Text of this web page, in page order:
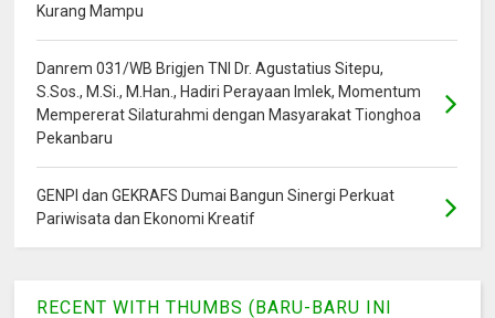
Kurang Mampu
Danrem 031/WB Brigjen TNI Dr. Agustatius Sitepu,
S.Sos., M.Si., M.Han., Hadiri Perayaan Imlek, Momentum
Mempererat Silaturahmi dengan Masyarakat Tionghoa
Pekanbaru
GENPI dan GEKRAFS Dumai Bangun Sinergi Perkuat
Pariwisata dan Ekonomi Kreatif
RECENT WITH THUMBS (BARU-BARU INI